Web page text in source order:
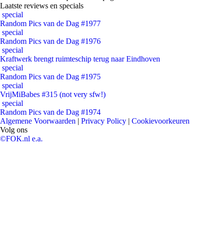
Laatste reviews en specials
special
Random Pics van de Dag #1977
special
Random Pics van de Dag #1976
special
Kraftwerk brengt ruimteschip terug naar Eindhoven
special
Random Pics van de Dag #1975
special
VrijMiBabes #315 (not very sfw!)
special
Random Pics van de Dag #1974
Algemene Voorwaarden | Privacy Policy | Cookievoorkeuren
Volg ons
©FOK.nl e.a.